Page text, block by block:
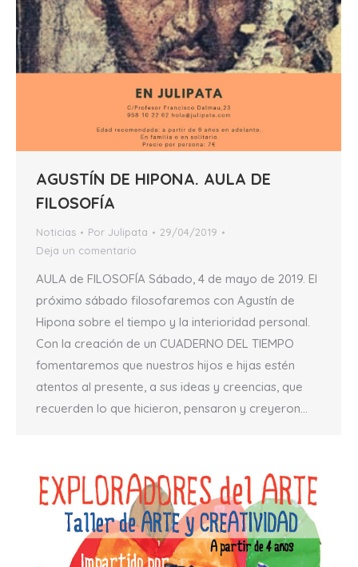
AGUSTÍN DE HIPONA. AULA DE
FILOSOFÍA
Noticias Por Julipata
29/04/2019
Deja un comentario
AULA de FILOSOFÍA Sábado, 4 de mayo de 2019. El
próximo sábado filosofaremos con Agustín de
Hipona sobre el tiempo y la interioridad personal.
Con la creación de un CUADERNO DEL TIEMPO
fomentaremos que nuestros hijos e hijas estén
atentos al presente, a sus ideas y creencias, que
recuerden lo que hicieron, pensaron y creyeron…